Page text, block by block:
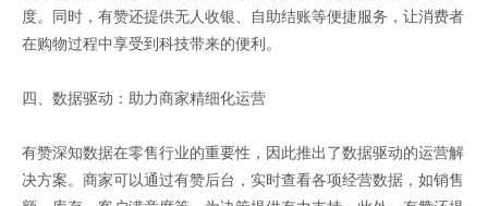
度。同时，有赞还提供无人收银、自助结账等便捷服务，让消费者
在购物过程中享受到科技带来的便利。
四、数据驱动：助力商家精细化运营
有赞深知数据在零售行业的重要性，因此推出了数据驱动的运营解
决方案。商家可以通过有赞后台，实时查看各项经营数据，如销售